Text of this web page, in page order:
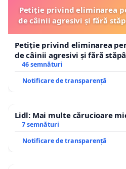
Petiție privind eliminarea
de câinii agresivi și fără
Petiție privind eliminarea
de câinii agresivi și fără
46 semnături
Notificare de transparență
Lidl: Mai multe cărucioare
7 semnături
Notificare de transparență